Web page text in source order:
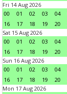
Fri 14 Aug 2026
00
01 02 03 04
16
17 18 19 20
Sat 15 Aug 2026
00
01 02 03 04
16
17 18 19 20
Sun 16 Aug 2026
00
01 02 03 04
16
17 18 19 20
Mon 17 Aug 2026